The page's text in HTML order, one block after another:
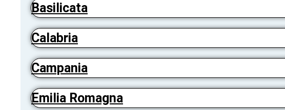
Basilicata
Calabria
Campania
Emilia Romagna